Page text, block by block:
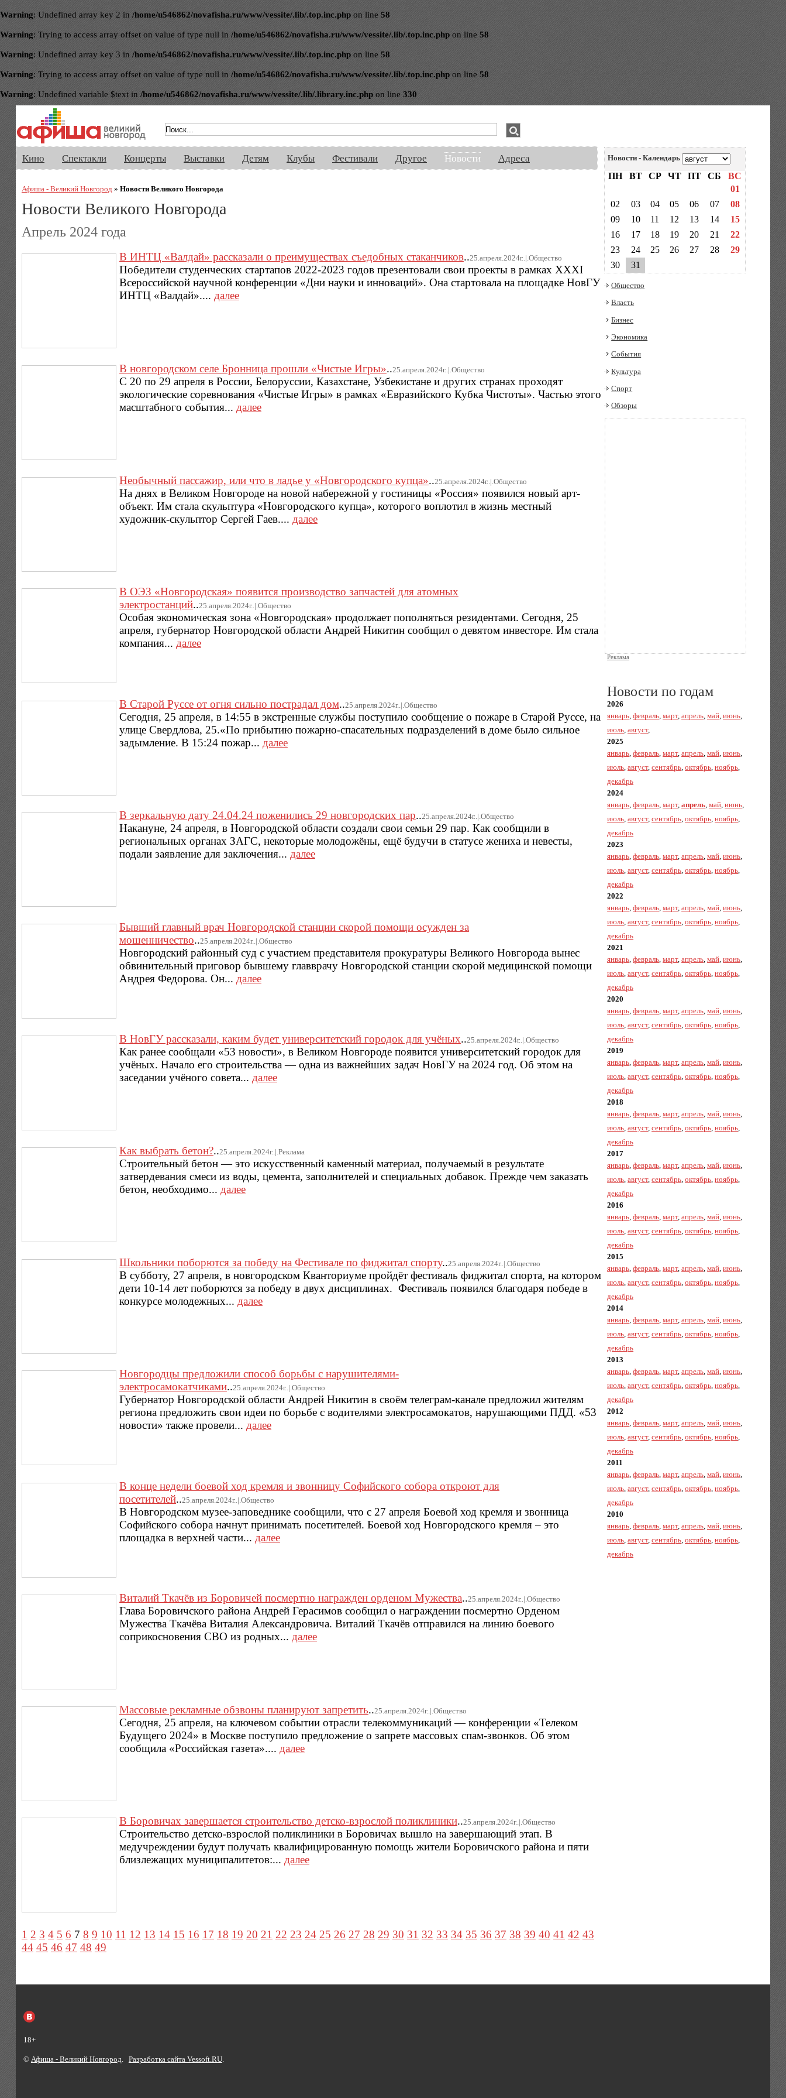
Warning: Undefined array key 2 in /home/u546862/novafisha.ru/www/vessite/.lib/.top.inc.php on line 58
Warning: Trying to access array offset on value of type null in /home/u546862/novafisha.ru/www/vessite/.lib/.top.inc.php on line 58
Warning: Undefined array key 3 in /home/u546862/novafisha.ru/www/vessite/.lib/.top.inc.php on line 58
Warning: Trying to access array offset on value of type null in /home/u546862/novafisha.ru/www/vessite/.lib/.top.inc.php on line 58
Warning: Undefined variable $text in /home/u546862/novafisha.ru/www/vessite/.lib/.library.inc.php on line 330
Кино Спектакли Концерты Выставки Детям Клубы Фестивали Другое Новости Адреса
Афиша - Великий Новгород » Новости Великого Новгорода
Новости Великого Новгорода
Апрель 2024 года
В ИНТЦ «Валдай» рассказали о преимуществах съедобных стаканчиков..25.апреля.2024г..|.Общество
Победители студенческих стартапов 2022-2023 годов презентовали свои проекты в рамках XXXI
Всероссийской научной конференции «Дни науки и инноваций». Она стартовала на площадке НовГУ
ИНТЦ «Валдай».... далее
В новгородском селе Бронница прошли «Чистые Игры»..25.апреля.2024г..|.Общество
С 20 по 29 апреля в России, Белоруссии, Казахстане, Узбекистане и других странах проходят
экологические соревнования «Чистые Игры» в рамках «Евразийского Кубка Чистоты». Частью этого
масштабного события... далее
Необычный пассажир, или что в ладье у «Новгородского купца»..25.апреля.2024г..|.Общество
На днях в Великом Новгороде на новой набережной у гостиницы «Россия» появился новый арт-
объект. Им стала скульптура «Новгородского купца», которого воплотил в жизнь местный
художник-скульптор Сергей Гаев.... далее
В ОЭЗ «Новгородская» появится производство запчастей для атомных
электростанций..25.апреля.2024г..|.Общество
Особая экономическая зона «Новгородская» продолжает пополняться резидентами. Сегодня, 25
апреля, губернатор Новгородской области Андрей Никитин сообщил о девятом инвесторе. Им стала
компания... далее
В Старой Руссе от огня сильно пострадал дом..25.апреля.2024г..|.Общество
Сегодня, 25 апреля, в 14:55 в экстренные службы поступило сообщение о пожаре в Старой Руссе, на
улице Свердлова, 25.«По прибытию пожарно-спасательных подразделений в доме было сильное
задымление. В 15:24 пожар... далее
В зеркальную дату 24.04.24 поженились 29 новгородских пар..25.апреля.2024г..|.Общество
Накануне, 24 апреля, в Новгородской области создали свои семьи 29 пар. Как сообщили в
региональных органах ЗАГС, некоторые молодожёны, ещё будучи в статусе жениха и невесты,
подали заявление для заключения... далее
Бывший главный врач Новгородской станции скорой помощи осужден за
мошенничество..25.апреля.2024г..|.Общество
Новгородский районный суд с участием представителя прокуратуры Великого Новгорода вынес
обвинительный приговор бывшему главврачу Новгородской станции скорой медицинской помощи
Андрея Федорова. Он... далее
В НовГУ рассказали, каким будет университетский городок для учёных..25.апреля.2024г..|.Общество
Как ранее сообщали «53 новости», в Великом Новгороде появится университетский городок для
учёных. Начало его строительства — одна из важнейших задач НовГУ на 2024 год. Об этом на
заседании учёного совета... далее
Как выбрать бетон?..25.апреля.2024г..|.Реклама
Строительный бетон — это искусственный каменный материал, получаемый в результате
затвердевания смеси из воды, цемента, заполнителей и специальных добавок. Прежде чем заказать
бетон, необходимо... далее
Школьники поборются за победу на Фестивале по фиджитал спорту..25.апреля.2024г..|.Общество
В субботу, 27 апреля, в новгородском Кванториуме пройдёт фестиваль фиджитал спорта, на котором
дети 10-14 лет поборются за победу в двух дисциплинах. Фестиваль появился благодаря победе в
конкурсе молодежных... далее
Новгородцы предложили способ борьбы с нарушителями-
электросамокатчиками..25.апреля.2024г..|.Общество
Губернатор Новгородской области Андрей Никитин в своём телеграм-канале предложил жителям
региона предложить свои идеи по борьбе с водителями электросамокатов, нарушающими ПДД. «53
новости» также провели... далее
В конце недели боевой ход кремля и звонницу Софийского собора откроют для
посетителей..25.апреля.2024г..|.Общество
В Новгородском музее-заповеднике сообщили, что с 27 апреля Боевой ход кремля и звонница
Софийского собора начнут принимать посетителей. Боевой ход Новгородского кремля – это
площадка в верхней части... далее
Виталий Ткачёв из Боровичей посмертно награжден орденом Мужества..25.апреля.2024г..|.Общество
Глава Боровичского района Андрей Герасимов сообщил о награждении посмертно Орденом
Мужества Ткачёва Виталия Александровича. Виталий Ткачёв отправился на линию боевого
соприкосновения СВО из родных... далее
Массовые рекламные обзвоны планируют запретить..25.апреля.2024г..|.Общество
Сегодня, 25 апреля, на ключевом событии отрасли телекоммуникаций — конференции «Телеком
Будущего 2024» в Москве поступило предложение о запрете массовых спам-звонков. Об этом
сообщила «Российская газета».... далее
В Боровичах завершается строительство детско-взрослой поликлиники..25.апреля.2024г..|.Общество
Строительство детско-взрослой поликлиники в Боровичах вышло на завершающий этап. В
медучреждении будут получать квалифицированную помощь жители Боровичского района и пяти
близлежащих муниципалитетов:... далее
1 2 3 4 5 6 7 8 9 10 11 12 13 14 15 16 17 18 19 20 21 22 23 24 25 26 27 28 29 30 31 32 33 34 35 36 37 38 39 40 41 42 43
44 45 46 47 48 49
Новости - Календарь
ПН ВТ СР ЧТ ПТ СБ
ВС
01
02
03 04 05 06 07
08
09
10 11 12 13 14
15
16
17 18 19 20 21
22
23
24 25 26 27 28
29
30
31
Общество
Власть
Бизнес
Экономика
События
Культура
Спорт
Обзоры
Реклама
Новости по годам
2026
январь,февраль,март,апрель,май,июнь,
июль,август,
2025
январь,февраль,март,апрель,май,июнь,
июль,август,сентябрь,октябрь,ноябрь,
декабрь
2024
январь,февраль,март,апрель,май,июнь,
июль,август,сентябрь,октябрь,ноябрь,
декабрь
2023
январь,февраль,март,апрель,май,июнь,
июль,август,сентябрь,октябрь,ноябрь,
декабрь
2022
январь,февраль,март,апрель,май,июнь,
июль,август,сентябрь,октябрь,ноябрь,
декабрь
2021
январь,февраль,март,апрель,май,июнь,
июль,август,сентябрь,октябрь,ноябрь,
декабрь
2020
январь,февраль,март,апрель,май,июнь,
июль,август,сентябрь,октябрь,ноябрь,
декабрь
2019
январь,февраль,март,апрель,май,июнь,
июль,август,сентябрь,октябрь,ноябрь,
декабрь
2018
январь,февраль,март,апрель,май,июнь,
июль,август,сентябрь,октябрь,ноябрь,
декабрь
2017
январь,февраль,март,апрель,май,июнь,
июль,август,сентябрь,октябрь,ноябрь,
декабрь
2016
январь,февраль,март,апрель,май,июнь,
июль,август,сентябрь,октябрь,ноябрь,
декабрь
2015
январь,февраль,март,апрель,май,июнь,
июль,август,сентябрь,октябрь,ноябрь,
декабрь
2014
январь,февраль,март,апрель,май,июнь,
июль,август,сентябрь,октябрь,ноябрь,
декабрь
2013
январь,февраль,март,апрель,май,июнь,
июль,август,сентябрь,октябрь,ноябрь,
декабрь
2012
январь,февраль,март,апрель,май,июнь,
июль,август,сентябрь,октябрь,ноябрь,
декабрь
2011
январь,февраль,март,апрель,май,июнь,
июль,август,сентябрь,октябрь,ноябрь,
декабрь
2010
январь,февраль,март,апрель,май,июнь,
июль,август,сентябрь,октябрь,ноябрь,
декабрь
18+
© Афиша - Великий Новгород Разработка сайта Vessoft.RU.